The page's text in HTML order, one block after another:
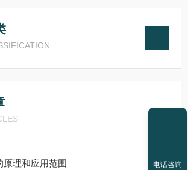
原理和应用范围 电话咨询